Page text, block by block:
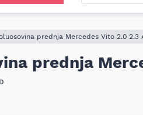
prednja Mercedes Vito 2.0 2.3
prednja